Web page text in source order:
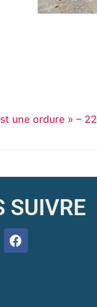
une ordure » – 22
SUIVRE